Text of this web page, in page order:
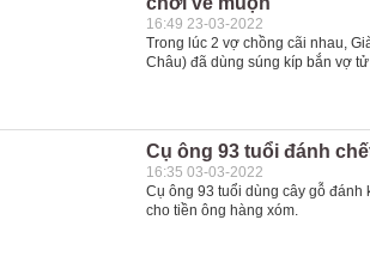
16:49 23-03-2022
Trong lúc 2 vợ chồng cãi nhau,
Châu) đã dùng súng kíp bắn vợ
Cụ ông 93 tuổi đánh
16:35 03-03-2022
Cụ ông 93 tuổi dùng cây gỗ
cho tiền ông hàng xóm.